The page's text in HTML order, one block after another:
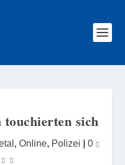
touchierten sich
, Online, Polizei | 0